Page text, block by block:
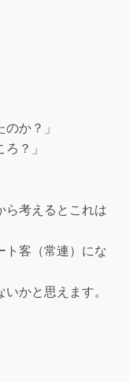
か？」
？」
ら考えるとこれは
ト客（常連）にな
かと思えます。